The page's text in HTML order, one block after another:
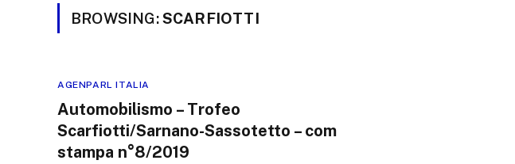
BROWSING:SCARFIOTTI
AGENPARL ITALIA
Automobilismo – Trofeo
Scarfiotti/Sarnano-Sassotetto – com
stampa n°8/2019